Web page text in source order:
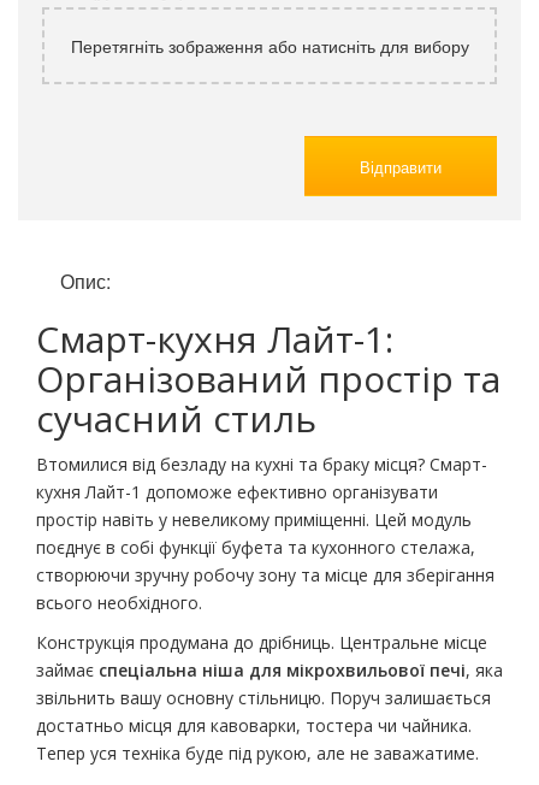
Перетягніть зображення або натисніть для вибору
Відправити
Опис:
Смарт-кухня Лайт-1:
Організований простір та
сучасний стиль
Втомилися від безладу на кухні та браку місця? Смарт-
кухня Лайт-1 допоможе ефективно організувати
простір навіть у невеликому приміщенні. Цей модуль
поєднує в собі функції буфета та кухонного стелажа,
створюючи зручну робочу зону та місце для зберігання
всього необхідного.
Конструкція продумана до дрібниць. Центральне місце
займає спеціальна ніша для мікрохвильової печі, яка
звільнить вашу основну стільницю. Поруч залишається
достатньо місця для кавоварки, тостера чи чайника.
Тепер уся техніка буде під рукою, але не заважатиме.